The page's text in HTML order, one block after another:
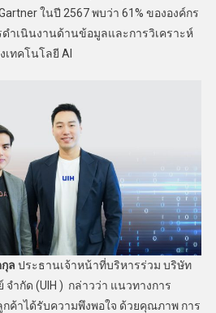
ในปี 2567 พบว่า 61% ขององค์กร
ำเนินงานด้านข้อมูลและการวิเคราะห์
ทคโนโลยี AI
ล ประธานเจ้าหน้าที่บริหารร่วม บริษัท
จำกัด (UIH ) กล่าวว่า แนวทางการ
กค้าได้รับความพึงพอใจ ด้วยคุณภาพ การ